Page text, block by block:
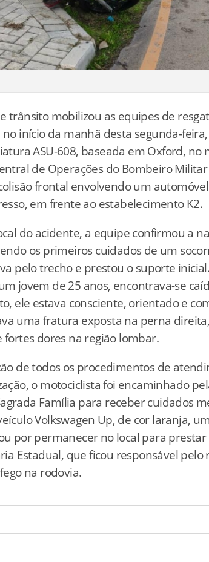
trânsito mobilizou as equipes de
início da manhã desta segunda-
ASU-608, baseada em Oxford, no
de Operações do Bombeiro
frontal envolvendo um
em frente ao estabelecimento K2.
do acidente, a equipe confirmou a
os primeiros cuidados de um
pelo trecho e prestou o suporte
jovem de 25 anos, encontrava-se
ele estava consciente, orientado e
uma fratura exposta na perna
fortes dores na região lombar.
de todos os procedimentos de
o motociclista foi encaminhado
Família para receber cuidados
Volkswagen Up, de cor laranja,
por permanecer no local para prestar
Estadual, que ficou responsável
na rodovia.